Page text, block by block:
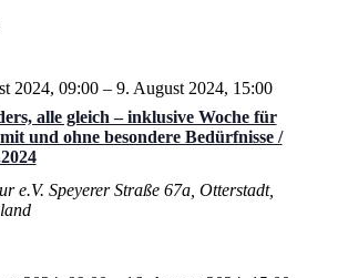
alle gleich – inklusive Woche für
und ohne besondere Bedürfnisse /
2024, 09:00– 9. August 2024, 15:00
e.V. Speyerer Straße 67a, Otterstadt,